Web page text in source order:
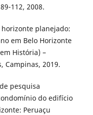
112, 2008.
horizonte planejado:
em Belo Horizonte
História) –
Campinas, 2019.
pesquisa
do edifício
Peruaçu